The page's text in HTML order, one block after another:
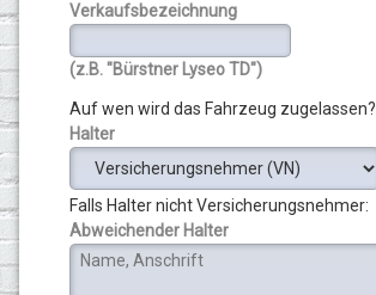
Verkaufsbezeichnung
(z.B. "Bürstner Lyseo TD")
Auf wen wird das Fahrzeug zugelassen?
Halter
Falls Halter nicht Versicherungsnehmer:
Abweichender Halter